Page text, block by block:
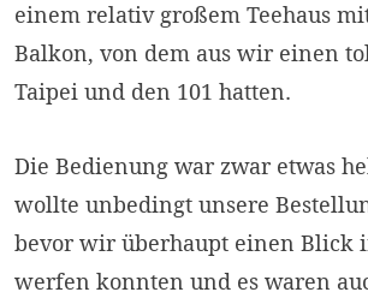
einem relativ großem Teehaus
Balkon, von dem aus wir einen
Taipei und den 101 hatten.
Die Bedienung war zwar etwas
wollte unbedingt unsere
bevor wir überhaupt einen Blick
werfen konnten und es waren